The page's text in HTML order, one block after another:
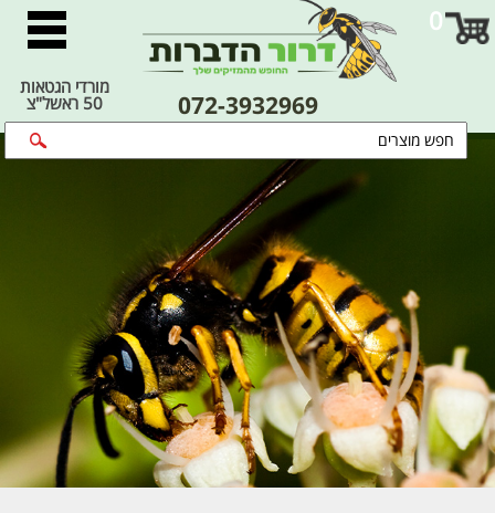
072-3932969
0
מורדי הגטאות
50 ראשל"צ